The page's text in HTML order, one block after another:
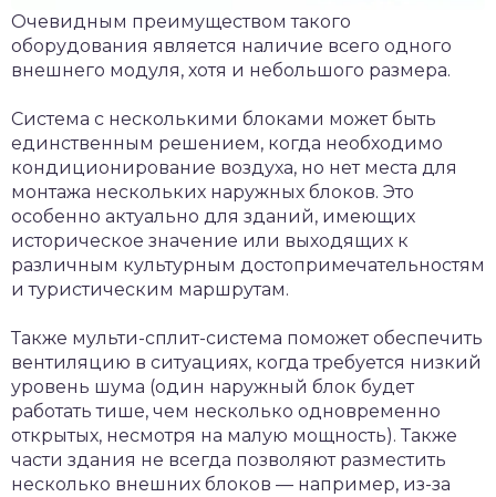
Очевидным преимуществом такого
оборудования является наличие всего одного
внешнего модуля, хотя и небольшого размера.
Система с несколькими блоками может быть
единственным решением, когда необходимо
кондиционирование воздуха, но нет места для
монтажа нескольких наружных блоков. Это
особенно актуально для зданий, имеющих
историческое значение или выходящих к
различным культурным достопримечательностям
и туристическим маршрутам.
Также мульти-сплит-система поможет обеспечить
вентиляцию в ситуациях, когда требуется низкий
уровень шума (один наружный блок будет
работать тише, чем несколько одновременно
открытых, несмотря на малую мощность). Также
части здания не всегда позволяют разместить
несколько внешних блоков — например, из-за